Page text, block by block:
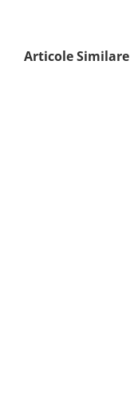
Articole Similare